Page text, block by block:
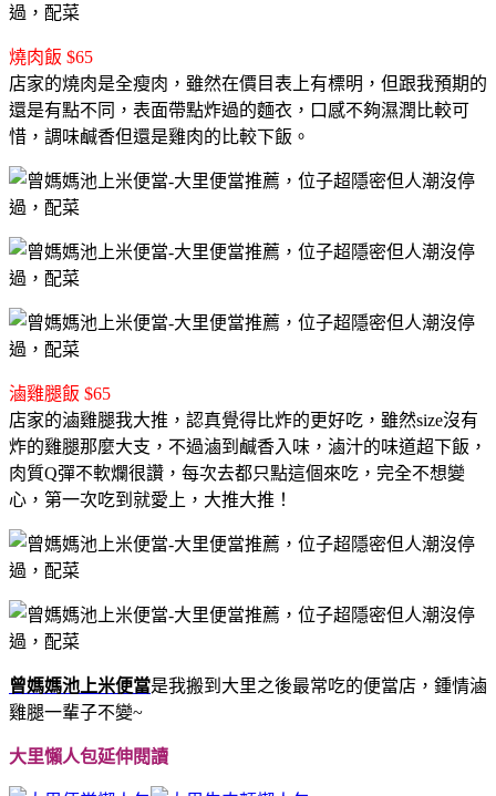
燒肉飯 $65
店家的燒肉是全瘦肉，雖然在價目表上有標明，但跟我預期的
還是有點不同，表面帶點炸過的麵衣，口感不夠濕潤比較可
惜，調味鹹香但還是雞肉的比較下飯。
滷雞腿飯 $65
店家的滷雞腿我大推，認真覺得比炸的更好吃，雖然size沒有
炸的雞腿那麼大支，不過滷到鹹香入味，滷汁的味道超下飯，
肉質Q彈不軟爛很讚，每次去都只點這個來吃，完全不想變
心，第一次吃到就愛上，大推大推！
曾媽媽池上米便當是我搬到大里之後最常吃的便當店，鍾情滷
雞腿一輩子不變~
大里懶人包延伸閱讀